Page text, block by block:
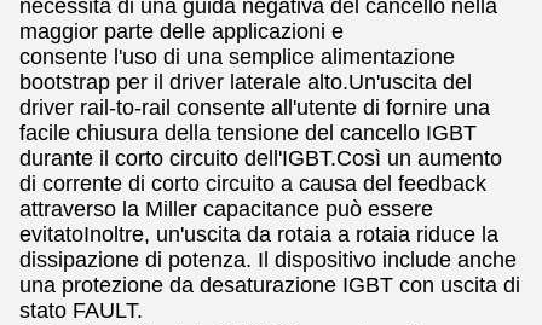
necessità di una guida negativa del cancello nella
maggior parte delle applicazioni e
consente l'uso di una semplice alimentazione
bootstrap per il driver laterale alto.Un'uscita del
driver rail-to-rail consente all'utente di fornire una
facile chiusura della tensione del cancello IGBT
durante il corto circuito dell'IGBT.Così un aumento
di corrente di corto circuito a causa del feedback
attraverso la Miller capacitance può essere
evitatoInoltre, un'uscita da rotaia a rotaia riduce la
dissipazione di potenza. Il dispositivo include anche
una protezione da desaturazione IGBT con uscita di
stato FAULT.